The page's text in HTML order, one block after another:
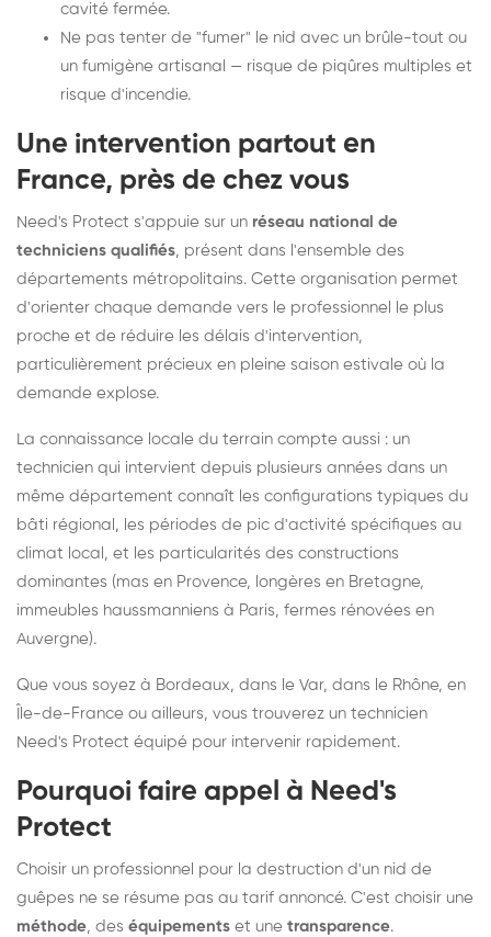
cavité fermée.
Ne pas tenter de "fumer" le nid avec un brûle-tout ou
un fumigène artisanal — risque de piqûres multiples et
risque d'incendie.
Une intervention partout en
France, près de chez vous
Need's Protect s'appuie sur un réseau national de
techniciens qualifiés, présent dans l'ensemble des
départements métropolitains. Cette organisation permet
d'orienter chaque demande vers le professionnel le plus
proche et de réduire les délais d'intervention,
particulièrement précieux en pleine saison estivale où la
demande explose.
La connaissance locale du terrain compte aussi : un
technicien qui intervient depuis plusieurs années dans un
même département connaît les configurations typiques du
bâti régional, les périodes de pic d'activité spécifiques au
climat local, et les particularités des constructions
dominantes (mas en Provence, longères en Bretagne,
immeubles haussmanniens à Paris, fermes rénovées en
Auvergne).
Que vous soyez à Bordeaux, dans le Var, dans le Rhône, en
Île-de-France ou ailleurs, vous trouverez un technicien
Need's Protect équipé pour intervenir rapidement.
Pourquoi faire appel à Need's
Protect
Choisir un professionnel pour la destruction d'un nid de
guêpes ne se résume pas au tarif annoncé. C'est choisir une
méthode, des équipements et une transparence.